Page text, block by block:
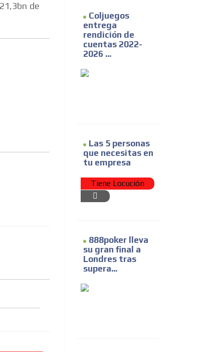
de
Coljuegos
entrega
rendición de
cuentas 2022-
2026 ...
Las 5 personas
que necesitas en
tu empresa
Tiene Locución
888poker lleva
su gran final a
Londres tras
supera...